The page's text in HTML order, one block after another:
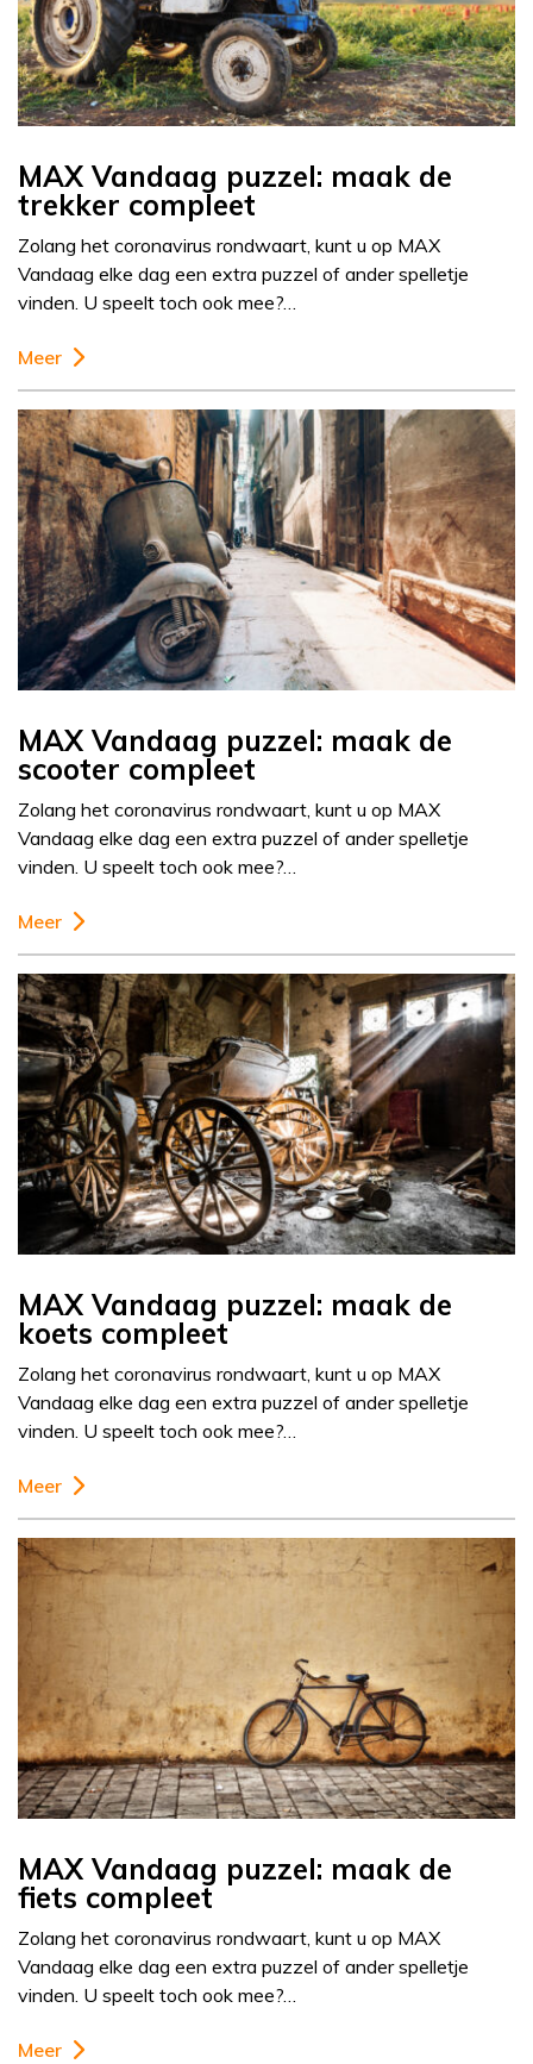
MAX Vandaag puzzel: maak de
trekker compleet
Zolang het coronavirus rondwaart, kunt u op MAX
Vandaag elke dag een extra puzzel of ander spelletje
vinden. U speelt toch ook mee?…
Meer
MAX Vandaag puzzel: maak de
scooter compleet
Zolang het coronavirus rondwaart, kunt u op MAX
Vandaag elke dag een extra puzzel of ander spelletje
vinden. U speelt toch ook mee?…
Meer
MAX Vandaag puzzel: maak de
koets compleet
Zolang het coronavirus rondwaart, kunt u op MAX
Vandaag elke dag een extra puzzel of ander spelletje
vinden. U speelt toch ook mee?…
Meer
MAX Vandaag puzzel: maak de
fiets compleet
Zolang het coronavirus rondwaart, kunt u op MAX
Vandaag elke dag een extra puzzel of ander spelletje
vinden. U speelt toch ook mee?…
Meer